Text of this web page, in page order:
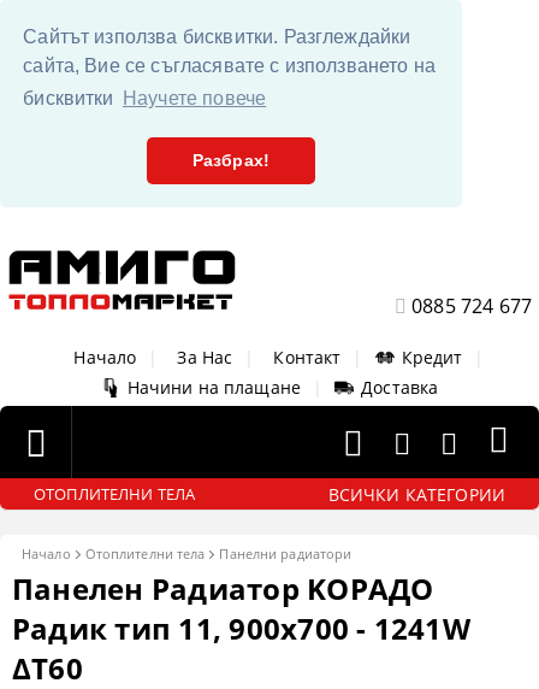
Сайтът използва бисквитки. Разглеждайки
сайта, Вие се съгласявате с използването на
бисквитки
Научете повече
Разбрах!
0885 724 677
Начало За Нас Контакт Кредит
Начини на плащане
Доставка
ОТОПЛИТЕЛНИ ТЕЛА ВСИЧКИ КАТЕГОРИИ
Начало Отоплителни тела Панелни радиатори
Панелен Радиатор KОРАДО
Радик тип 11, 900x700 - 1241W
ΔT60